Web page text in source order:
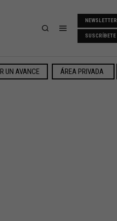
NEWSLETTER
SUSCRÍBETE
UN AVANCE ÁREA PRIVADA